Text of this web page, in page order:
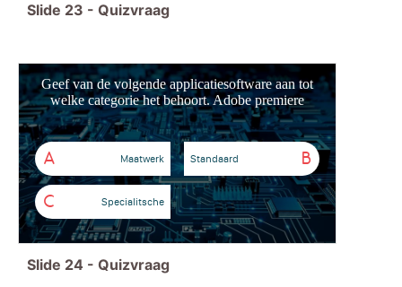
Slide 23 - Quizvraag
Geef van de volgende applicatiesoftware aan tot
welke categorie het behoort. Adobe premiere
A Maatwerk B
Standaard
C Specialitsche
Slide 24 - Quizvraag